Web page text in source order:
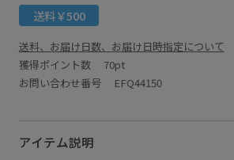
送料￥500
送料、お届け日数、お届け日時指定について
獲得ポイント数 70pt
お問い合わせ番号 EFQ44150
アイテム説明